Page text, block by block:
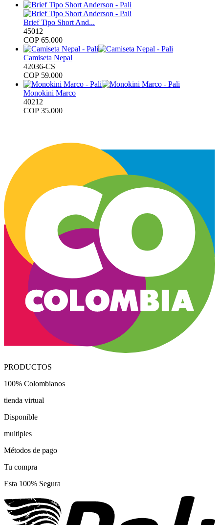
Brief Tipo Short And...
45012
COP 65.000
Camiseta Nepal
42036-CS
COP 59.000
Monokini Marco
40212
COP 35.000
PRODUCTOS
100% Colombianos
tienda virtual
Disponible
multiples
Métodos de pago
Tu compra
Esta 100% Segura